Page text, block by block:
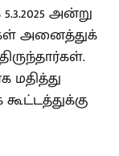
அன்று
அனைத்துக்
மதித்து